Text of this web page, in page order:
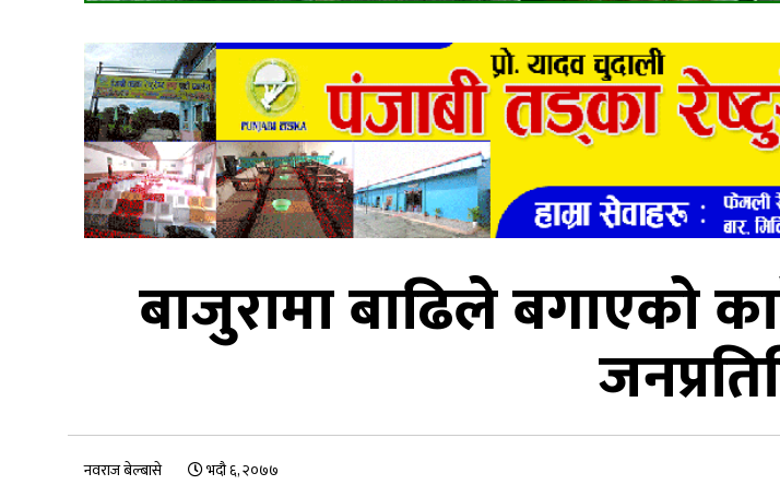
बाजुरामा बाढिले
नवराज बेल्बासे भदौ ६, २०७७